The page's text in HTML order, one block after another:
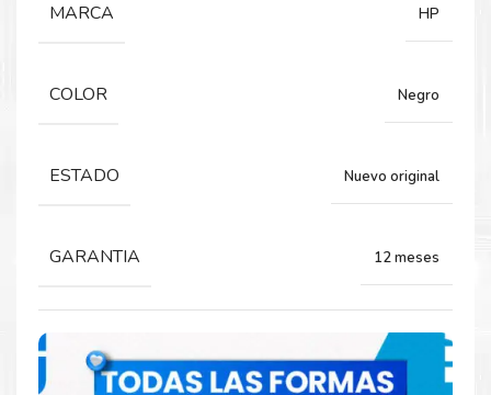
Rendimiento:
MARCA HP
COLOR Negro
ESTADO Nuevo original
GARANTIA 12 meses